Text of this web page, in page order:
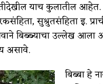
: खंडू रांगणेकर
कथा
याच कुलातील आहेत.
सुश्रुतसंहिता इ.
बिब्ब्याचा उल्लेख आला
असावे.
बिब्बा हे